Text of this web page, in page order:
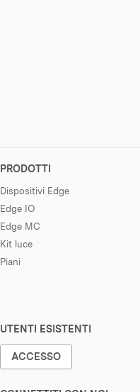
PRODOTTI
Dispositivi Edge
Edge IO
Edge MC
Kit luce
Piani
UTENTI ESISTENTI
ACCESSO